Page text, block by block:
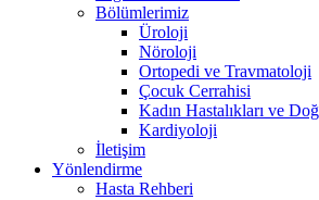
Bölümlerimiz
Üroloji
Nöroloji
Ortopedi ve Travmatoloji
Çocuk Cerrahisi
Kadın Hastalıkları ve
Kardiyoloji
İletişim
Yönlendirme
Hasta Rehberi